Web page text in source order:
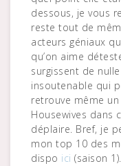
dessous, je vous
reste tout de
acteurs géniaux
qu’on aime
surgissent de
insoutenable qui
retrouve même
Housewives dans
déplaire. Bref, je
mon top 10 des
dispo ici (saison 1).